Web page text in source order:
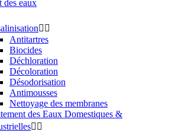
des eaux
 
Antitartres
Biocides
Déchloration
Décoloration
Désodorisation
Antimousses
Nettoyage des membranes
des Eaux Domestiques &
 